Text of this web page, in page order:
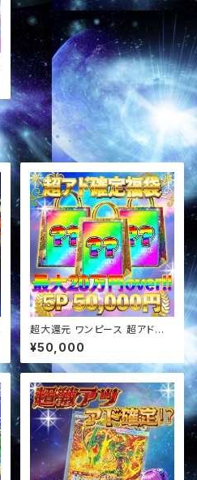
超大還元 ワンピース 超アド確
定福袋 オリパ
¥50,000